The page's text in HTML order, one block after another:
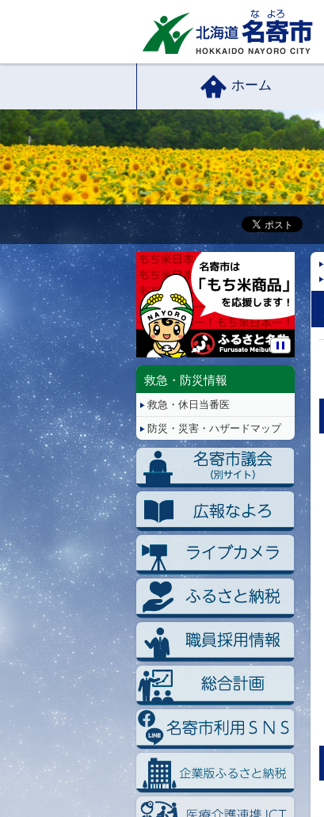
ホーム
停
再
救急・防災情報
救急・休日当番医
防災・災害・ハザードマップ